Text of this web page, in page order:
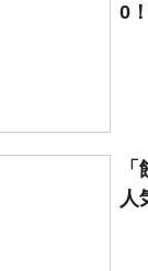
0
人